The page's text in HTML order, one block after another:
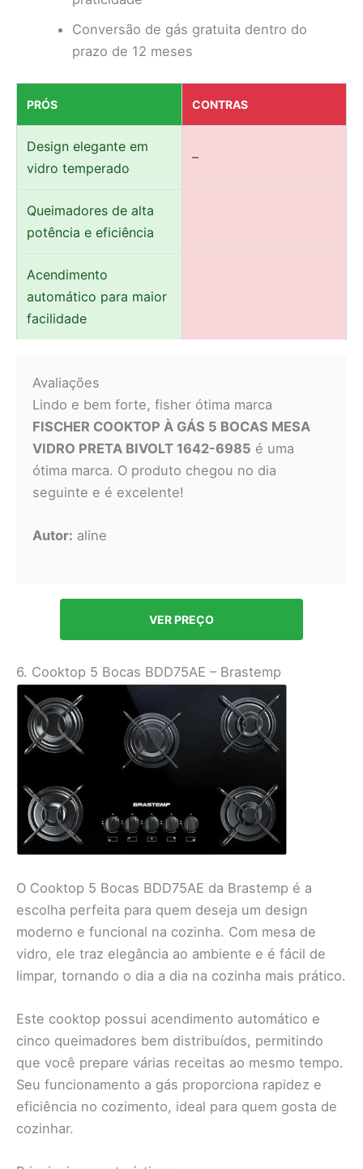
Conversão de gás gratuita dentro do
prazo de 12 meses
PRÓS CONTRAS
Design elegante em
vidro temperado
–
Queimadores de alta
potência e eficiência
Acendimento
automático para maior
facilidade
Avaliações
Lindo e bem forte, fisher ótima marca
FISCHER COOKTOP À GÁS 5 BOCAS MESA
VIDRO PRETA BIVOLT 1642-6985 é uma
ótima marca. O produto chegou no dia
seguinte e é excelente!
Autor: aline
VER PREÇO
6. Cooktop 5 Bocas BDD75AE – Brastemp
O Cooktop 5 Bocas BDD75AE da Brastemp é a
escolha perfeita para quem deseja um design
moderno e funcional na cozinha. Com mesa de
vidro, ele traz elegância ao ambiente e é fácil de
limpar, tornando o dia a dia na cozinha mais prático.
Este cooktop possui acendimento automático e
cinco queimadores bem distribuídos, permitindo
que você prepare várias receitas ao mesmo tempo.
Seu funcionamento a gás proporciona rapidez e
eficiência no cozimento, ideal para quem gosta de
cozinhar.